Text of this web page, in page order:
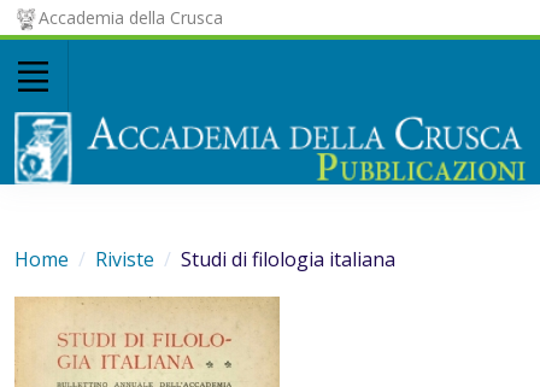
Accademia della Crusca
Home Riviste Studi di filologia italiana